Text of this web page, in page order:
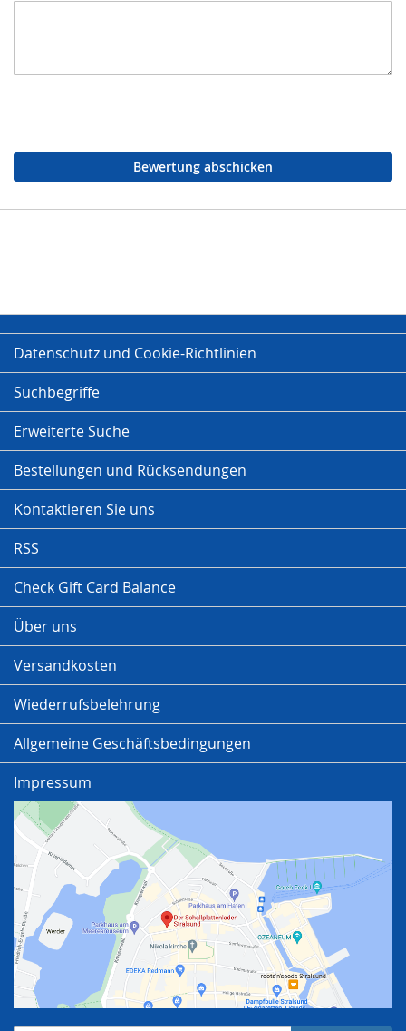
Bewertung abschicken
Datenschutz und Cookie-Richtlinien
Suchbegriffe
Erweiterte Suche
Bestellungen und Rücksendungen
Kontaktieren Sie uns
RSS
Check Gift Card Balance
Über uns
Versandkosten
Wiederrufsbelehrung
Allgemeine Geschäftsbedingungen
Impressum